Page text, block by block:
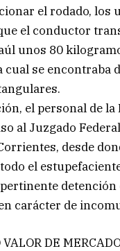
el rodado, los
el conductor
unos 80
cual se encontraba
el personal de la
al Juzgado
desde
el
pertinente
carácter de
DE